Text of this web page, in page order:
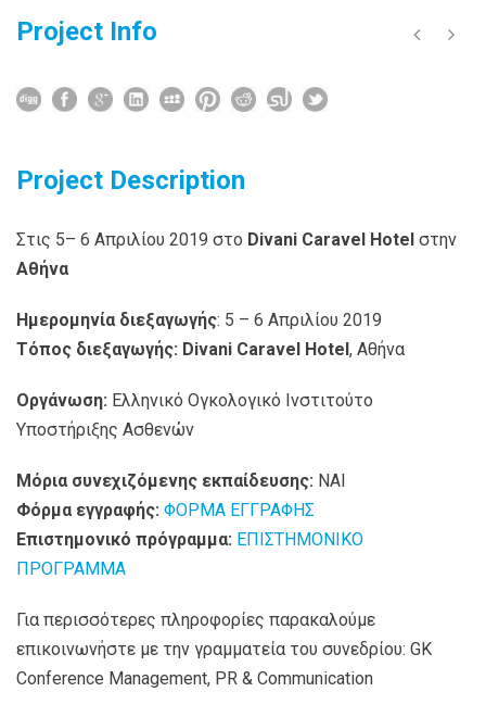
Project Info
Project Description
Στις 5– 6 Απριλίου 2019 στο Divani Caravel Hotel στην
Αθήνα
Ημερομηνία διεξαγωγής: 5 – 6 Απριλίου 2019
Τόπος διεξαγωγής: Divani Caravel Hotel, Αθήνα
Οργάνωση: Ελληνικό Ογκολογικό Ινστιτούτο
Υποστήριξης Ασθενών
Μόρια συνεχιζόμενης εκπαίδευσης: ΝΑΙ
Φόρμα εγγραφής: ΦΟΡΜΑ ΕΓΓΡΑΦΗΣ
Επιστημονικό πρόγραμμα: ΕΠΙΣΤΗΜΟΝΙΚΟ
ΠΡΟΓΡΑΜΜΑ
Για περισσότερες πληροφορίες παρακαλούμε
επικοινωνήστε με την γραμματεία του συνεδρίου: GK
Conference Management, PR & Communication